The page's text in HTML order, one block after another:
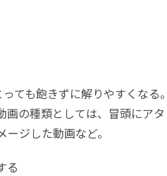
ても飽きずに解りやすくなる
の種類としては、冒頭にア
ジした動画など。
る